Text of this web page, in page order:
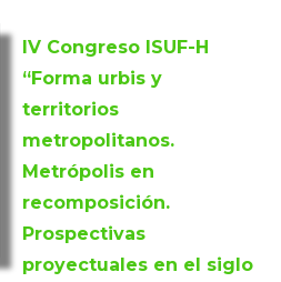
IV Congreso ISUF-H
“Forma urbis y
territorios
metropolitanos.
Metrópolis en
recomposición.
Prospectivas
proyectuales en el siglo